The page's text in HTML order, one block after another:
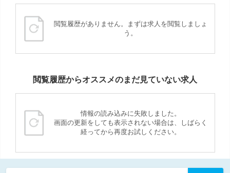
閲覧履歴がありません。まずは求人を閲覧しましょ
う。
閲覧履歴からオススメのまだ見ていない求人
情報の読み込みに失敗しました。
画面の更新をしても表示されない場合は、しばらく
経ってから再度お試しください。